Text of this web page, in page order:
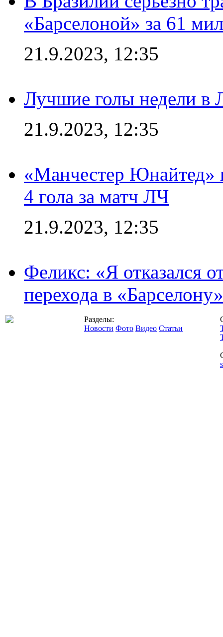
«Барселоной» за 61
21.9.2023, 12:35
Лучшие голы недели в
21.9.2023, 12:35
«Манчестер Юнайтед»
4 гола за матч ЛЧ
21.9.2023, 12:35
Феликс: «Я отказался
перехода в «Барселону»
Разделы:
Новости Фото Видео Статьи